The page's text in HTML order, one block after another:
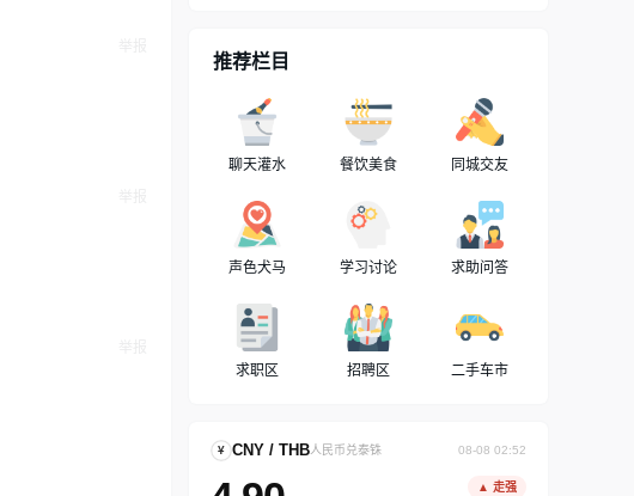
推荐栏目
聊天灌水 餐饮美食 同城交友
声色犬马 学习讨论 求助问答
求职区 招聘区 二手车市
¥ CNY / THB人民币兑泰铢 08-08 02:52
▲ 走强